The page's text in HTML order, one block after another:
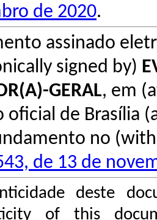
de 2020.
assinado
signed by)
GERAL, em
oficial de Brasília
no
de 13 de
deste
of this